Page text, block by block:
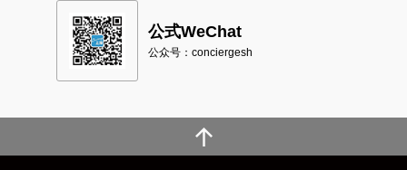
公式WeChat
公众号：conciergesh